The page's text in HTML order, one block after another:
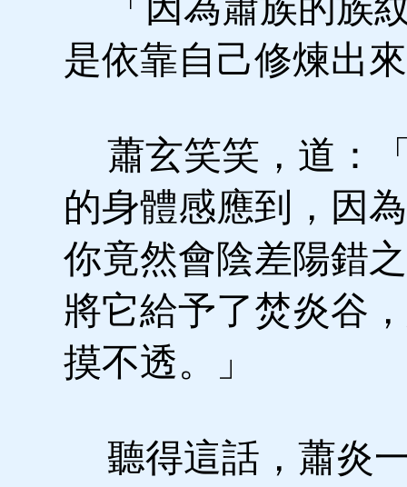
是依靠自己修煉出
蕭玄笑笑，道：
的身體感應到，因
你竟然會陰差陽錯
將它給予了焚炎谷
摸不透。」
聽得這話，蕭炎